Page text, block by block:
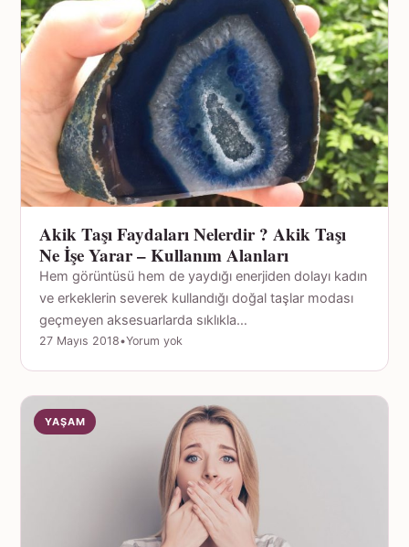
Akik Taşı Faydaları Nelerdir ? Akik Taşı
Ne İşe Yarar – Kullanım Alanları
Hem görüntüsü hem de yaydığı enerjiden dolayı kadın
ve erkeklerin severek kullandığı doğal taşlar modası
geçmeyen aksesuarlarda sıklıkla…
27 Mayıs 2018•Yorum yok
YAŞAM